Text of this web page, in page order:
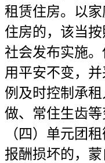
租赁住房。以
住房的，该当
社会发布实施
用平安不变，
例及时控制承
做、常住生齿
（四）单元团
报酬损坏的，